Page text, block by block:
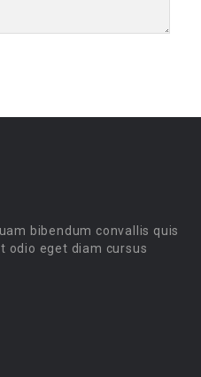
bibendum convallis quis
odio eget diam cursus